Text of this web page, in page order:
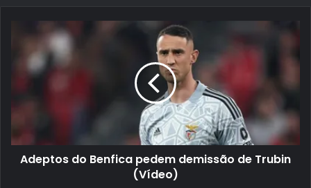
Adeptos do Benfica pedem demissão de Trubin
(Vídeo)